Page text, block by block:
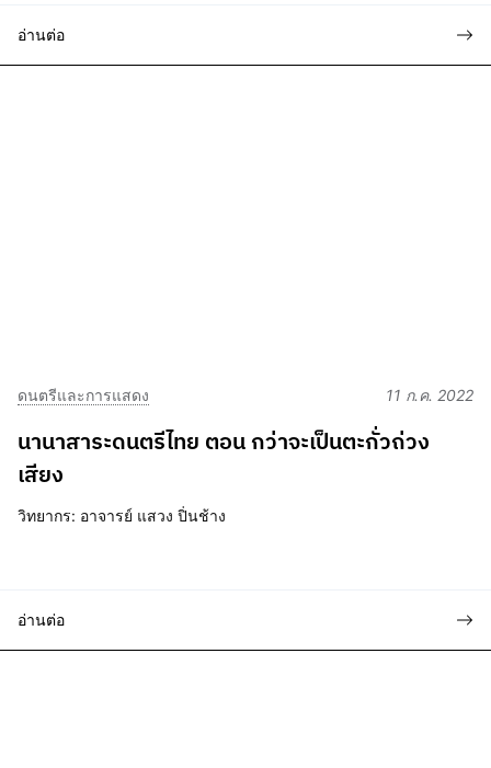
อ่านต่อ
ดนตรีและการแสดง 11 ก.ค. 2022
นานาสาระดนตรีไทย ตอน กว่าจะเป็นตะกั่วถ่วง
เสียง
วิทยากร: อาจารย์ แสวง ปิ่นช้าง
อ่านต่อ